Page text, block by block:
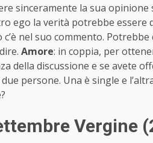
sinceramente la sua
ego la verità potrebbe
nel suo commento.
Amore: in coppia, per
della discussione e se avete
persone. Una è single e
Vergine